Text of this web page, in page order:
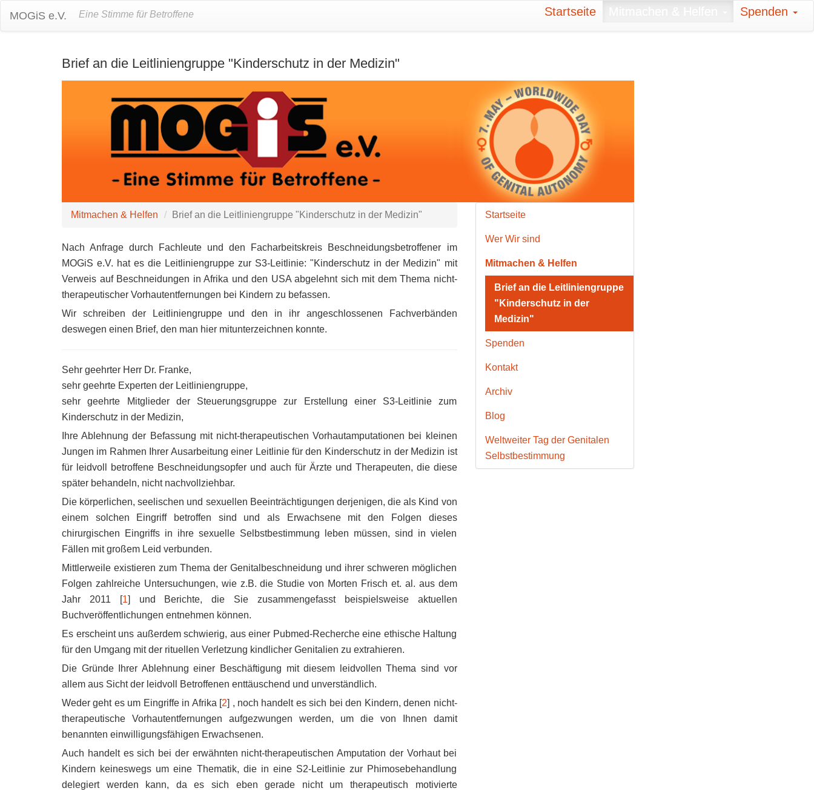
MOGiS e.V. Eine Stimme für Betroffene Startseite Spenden
Brief an die Leitliniengruppe "Kinderschutz in der Medizin"
Mitmachen & Helfen Brief an die Leitliniengruppe "Kinderschutz in der Medizin"
Nach Anfrage durch Fachleute und den Facharbeitskreis Beschneidungsbetroffener im
MOGiS e.V. hat es die Leitliniengruppe zur S3-Leitlinie: "Kinderschutz in der Medizin" mit
Verweis auf Beschneidungen in Afrika und den USA abgelehnt sich mit dem Thema nicht-
therapeutischer Vorhautentfernungen bei Kindern zu befassen.
Wir schreiben der Leitliniengruppe und den in ihr angeschlossenen Fachverbänden
deswegen einen Brief, den man hier mitunterzeichnen konnte.
Sehr geehrter Herr Dr. Franke,
sehr geehrte Experten der Leitliniengruppe,
sehr geehrte Mitglieder der Steuerungsgruppe zur Erstellung einer S3-Leitlinie zum
Kinderschutz in der Medizin,
Ihre Ablehnung der Befassung mit nicht-therapeutischen Vorhautamputationen bei kleinen
Jungen im Rahmen Ihrer Ausarbeitung einer Leitlinie für den Kinderschutz in der Medizin ist
für leidvoll betroffene Beschneidungsopfer und auch für Ärzte und Therapeuten, die diese
später behandeln, nicht nachvollziehbar.
Die körperlichen, seelischen und sexuellen Beeinträchtigungen derjenigen, die als Kind von
einem solchen Eingriff betroffen sind und als Erwachsene mit den Folgen dieses
chirurgischen Eingriffs in ihre sexuelle Selbstbestimmung leben müssen, sind in vielen
Fällen mit großem Leid verbunden.
Mittlerweile existieren zum Thema der Genitalbeschneidung und ihrer schweren möglichen
Folgen zahlreiche Untersuchungen, wie z.B. die Studie von Morten Frisch et. al. aus dem
Jahr 2011 [1] und Berichte, die Sie zusammengefasst beispielsweise aktuellen
Buchveröffentlichungen entnehmen können.
Es erscheint uns außerdem schwierig, aus einer Pubmed-Recherche eine ethische Haltung
für den Umgang mit der rituellen Verletzung kindlicher Genitalien zu extrahieren.
Die Gründe Ihrer Ablehnung einer Beschäftigung mit diesem leidvollen Thema sind vor
allem aus Sicht der leidvoll Betroffenen enttäuschend und unverständlich.
Weder geht es um Eingriffe in Afrika [2] , noch handelt es sich bei den Kindern, denen nicht-
therapeutische Vorhautentfernungen aufgezwungen werden, um die von Ihnen damit
benannten einwilligungsfähigen Erwachsenen.
Auch handelt es sich bei der erwähnten nicht-therapeutischen Amputation der Vorhaut bei
Kindern keineswegs um eine Thematik, die in eine S2-Leitlinie zur Phimosebehandlung
delegiert werden kann, da es sich eben gerade nicht um therapeutisch motivierte
Startseite
Wer Wir sind
Mitmachen & Helfen
Brief an die Leitliniengruppe
"Kinderschutz in der
Medizin"
Spenden
Kontakt
Archiv
Blog
Weltweiter Tag der Genitalen
Selbstbestimmung